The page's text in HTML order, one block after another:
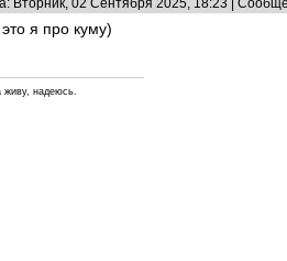
Вторник, 02 Сентября 2025, 18:23 |
я про куму)
живу, надеюсь.